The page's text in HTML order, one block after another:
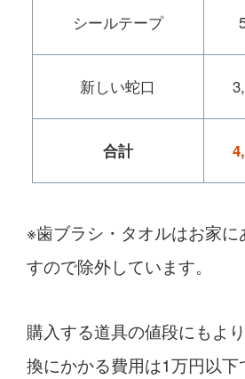
シールテープ
新しい蛇口
合計
※歯ブラシ・タオルはお家に
すので除外しています。
購入する道具の値段にもよ
換にかかる費用は1万円以下